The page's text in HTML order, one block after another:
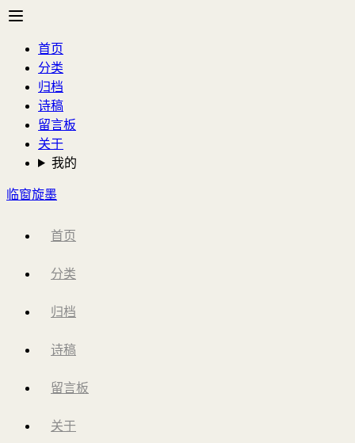
首页
分类
归档
诗稿
留言板
关于
我的
临窗旋墨
首页
分类
归档
诗稿
留言板
关于